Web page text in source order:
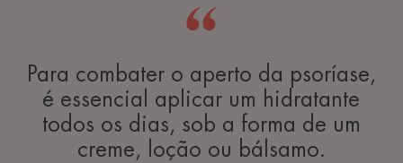
Para combater o aperto da psoríase,
é essencial aplicar um hidratante
todos os dias, sob a forma de um
creme, loção ou bálsamo.